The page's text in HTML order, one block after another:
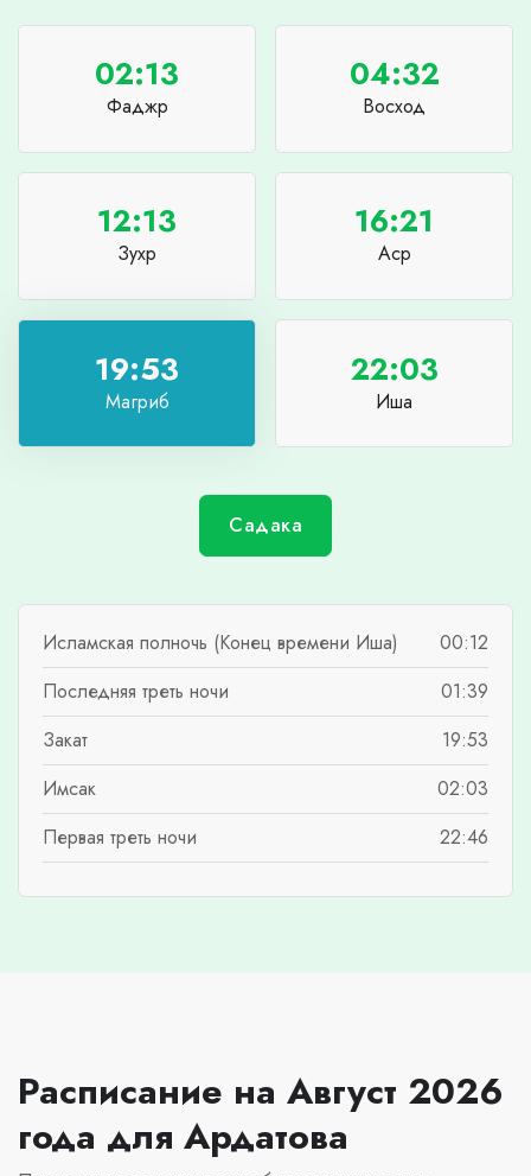
02:13
Фаджр
04:32
Восход
12:13
Зухр
16:21
Аср
19:53
Магриб
22:03
Иша
Садака
Исламская полночь (Конец времени Иша)
00:12
Последняя треть ночи
01:39
Закат
19:53
Имсак
02:03
Первая треть ночи
22:46
Расписание на Август 2026
года для Ардатова